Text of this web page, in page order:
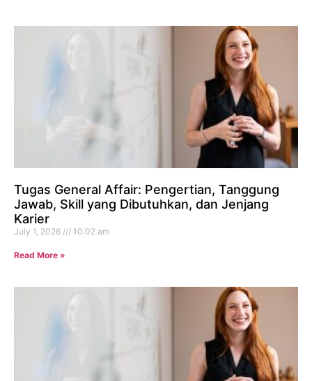
Tugas General Affair: Pengertian, Tanggung
Jawab, Skill yang Dibutuhkan, dan Jenjang
Karier
July 1, 2026 10:02 am
Read More »